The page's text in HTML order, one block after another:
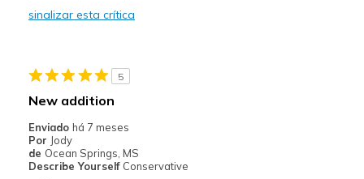
Stylish
Not as easy to slip on
Casual Wear
Travel
sinalizar esta crítica
5
New addition
Enviado há 7 meses
Por Jody
de Ocean Springs, MS
Describe Yourself Conservative